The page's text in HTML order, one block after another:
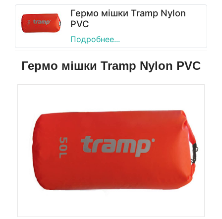
Гермо мішки Tramp Nylon
PVC
Подробнее...
Гермо мішки Tramp Nylon PVC